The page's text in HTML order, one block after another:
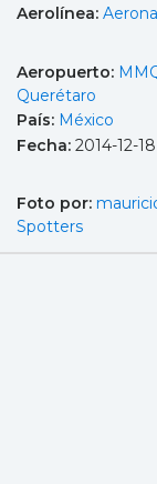
Aerolínea:
Aeropuerto:
Querétaro
País: México
Fecha: 2014-12-18
Foto por:
Spotters